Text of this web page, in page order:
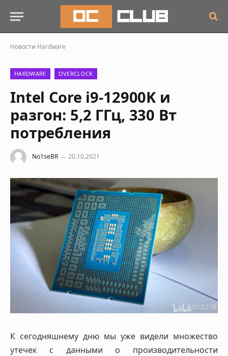
Новости Hardware
HARDWARE OVERCLOCK
Intel Core i9-12900K и
разгон: 5,2 ГГц, 330 Вт
потребления
No1seBR 20.10.2021
К сегодняшнему дню мы уже видели множество
утечек с данными о производительности